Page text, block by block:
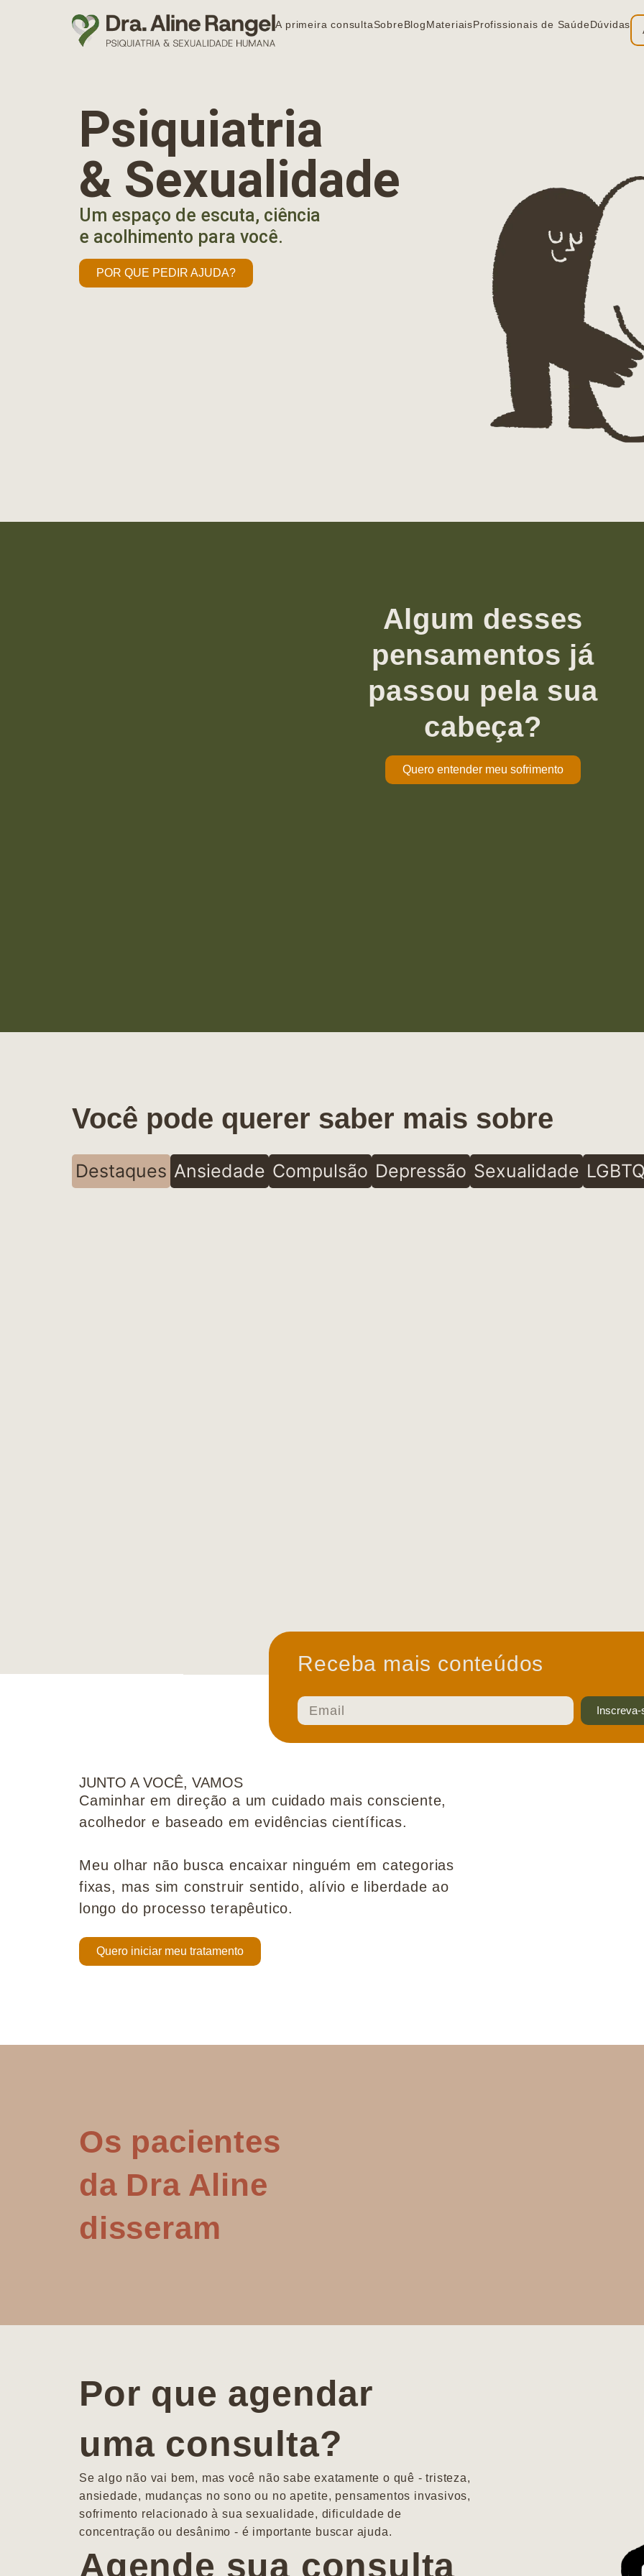
A primeira consultaSobreBlogMateriaisProfissionais de SaúdeDúvidas
Psiquiatria
& Sexualidade
Um espaço de escuta, ciência
e acolhimento para você.
POR QUE PEDIR AJUDA?
Algum desses
pensamentos já
passou pela sua
cabeça?
Quero entender meu sofrimento
Você pode querer saber mais sobre
Destaques Ansiedade Compulsão Depressão Sexualidade
Receba mais conteúdos
Inscreva-
JUNTO A VOCÊ, VAMOS
Caminhar em direção a um cuidado mais consciente,
acolhedor e baseado em evidências científicas.
Meu olhar não busca encaixar ninguém em categorias
fixas, mas sim construir sentido, alívio e liberdade ao
longo do processo terapêutico.
Quero iniciar meu tratamento
Os pacientes
da Dra Aline
disseram
Por que agendar
uma consulta?
Se algo não vai bem, mas você não sabe exatamente o quê - tristeza,
ansiedade, mudanças no sono ou no apetite, pensamentos invasivos,
sofrimento relacionado à sua sexualidade, dificuldade de
concentração ou desânimo - é importante buscar ajuda.
Agende sua consulta